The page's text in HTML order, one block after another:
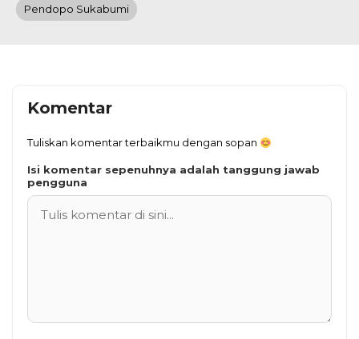
Pendopo Sukabumi
Komentar
Tuliskan komentar terbaikmu dengan sopan
Isi komentar sepenuhnya adalah tanggung jawab
pengguna